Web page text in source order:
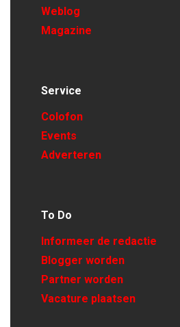
Weblog
Magazine
Service
Colofon
Events
Adverteren
To Do
Informeer de redactie
Blogger worden
Partner worden
Vacature plaatsen